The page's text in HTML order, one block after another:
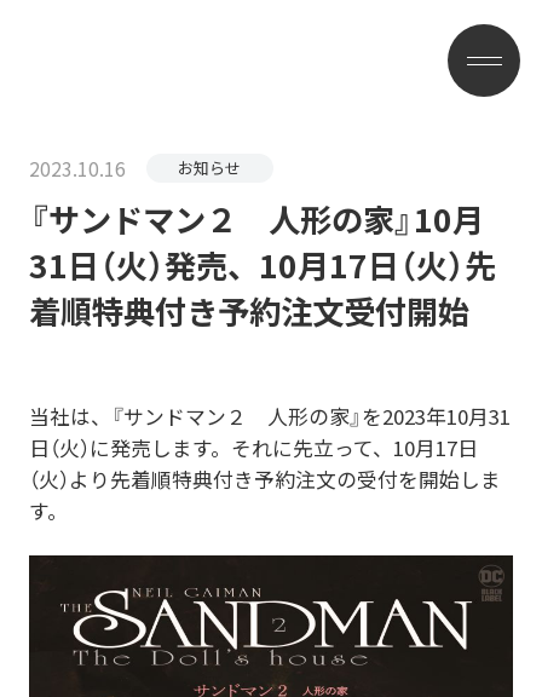
2023.10.16 お知らせ
『サンドマン２ 人形の家』10月
31日（火）発売、10月17日（火）先
着順特典付き予約注文受付開始
当社は、『サンドマン２ 人形の家』を2023年10月31
日（火）に発売します。それに先立って、10月17日
（火）より先着順特典付き予約注文の受付を開始しま
す。